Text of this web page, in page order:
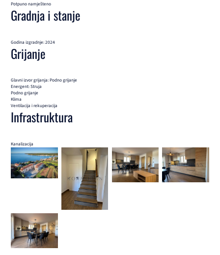
Potpuno namješteno
Gradnja i stanje
Godina izgradnje: 2024
Grijanje
Glavni izvor grijanja: Podno grijanje
Energent: Struja
Podno grijanje
Klima
Ventilacija i rekuperacija
Infrastruktura
Kanalizacija